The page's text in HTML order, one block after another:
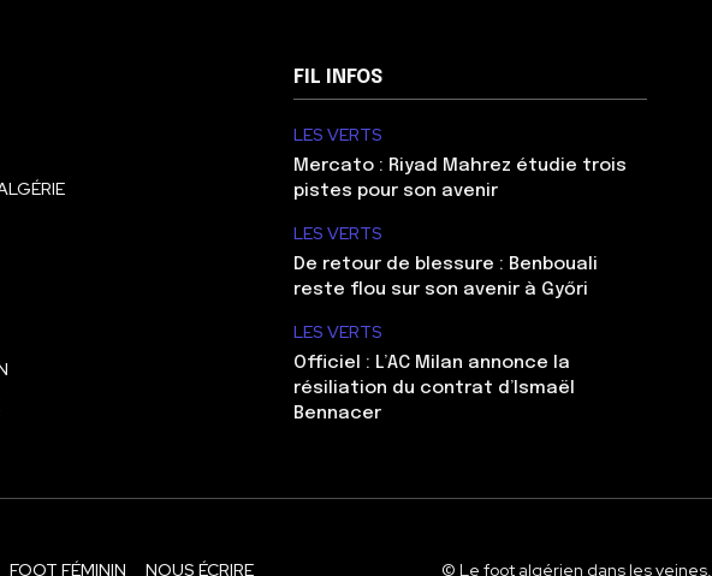
FIL INFOS
LES VERTS
Mercato : Riyad Mahrez étudie trois
pistes pour son avenir
LES VERTS
De retour de blessure : Benbouali
reste flou sur son avenir à Győri
LES VERTS
Officiel : L’AC Milan annonce la
résiliation du contrat d’Ismaël
Bennacer
FOOT FÉMININ NOUS ÉCRIRE © Le foot algérien dans les veines.